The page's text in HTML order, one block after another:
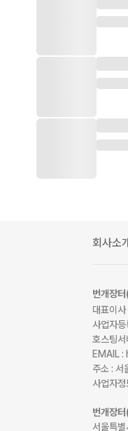
회사소
번개장
대표이
사업자
호스팅
EMAIL
주소 :
사업자정
번개장
서울특